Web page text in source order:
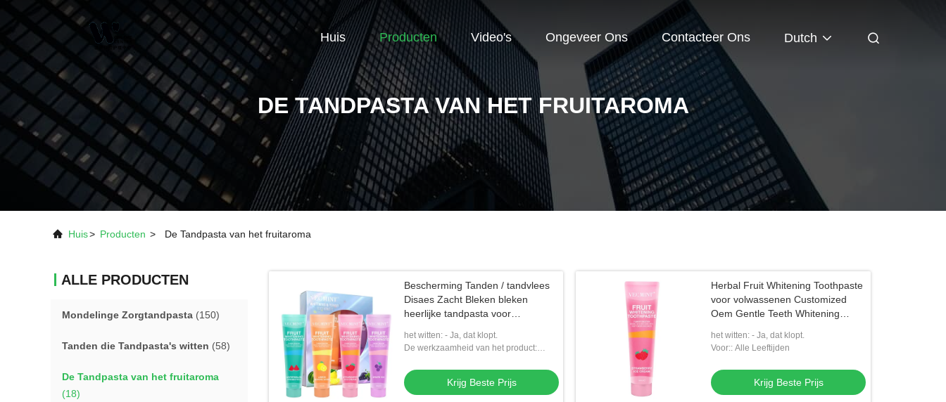
Huis Producten Video's Ongeveer Ons Contacteer Ons Dutch
DE TANDPASTA VAN HET FRUITAROMA
Huis> Producten > De Tandpasta van het fruitaroma
ALLE PRODUCTEN
Mondelinge Zorgtandpasta (150)
Tanden die Tandpasta's witten (58)
De Tandpasta van het fruitaroma
(18)
Bescherming Tanden / tandvlees
Disaes Zacht Bleken bleken
heerlijke tandpasta voor
het witten: - Ja, dat klopt.
De werkzaamheid van het product:
*Tandvleesaandoeningen
Krijg Beste Prijs
Herbal Fruit Whitening Toothpaste
voor volwassenen Customized
Oem Gentle Teeth Whitening
het witten: - Ja, dat klopt.
Voor:: Alle Leeftijden
Krijg Beste Prijs